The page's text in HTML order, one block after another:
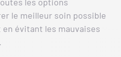
le meilleur soin possible
évitant les mauvaises